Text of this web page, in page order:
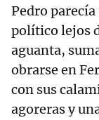
Pedro
político lejos
aguanta,
obrarse en
con sus
agoreras y